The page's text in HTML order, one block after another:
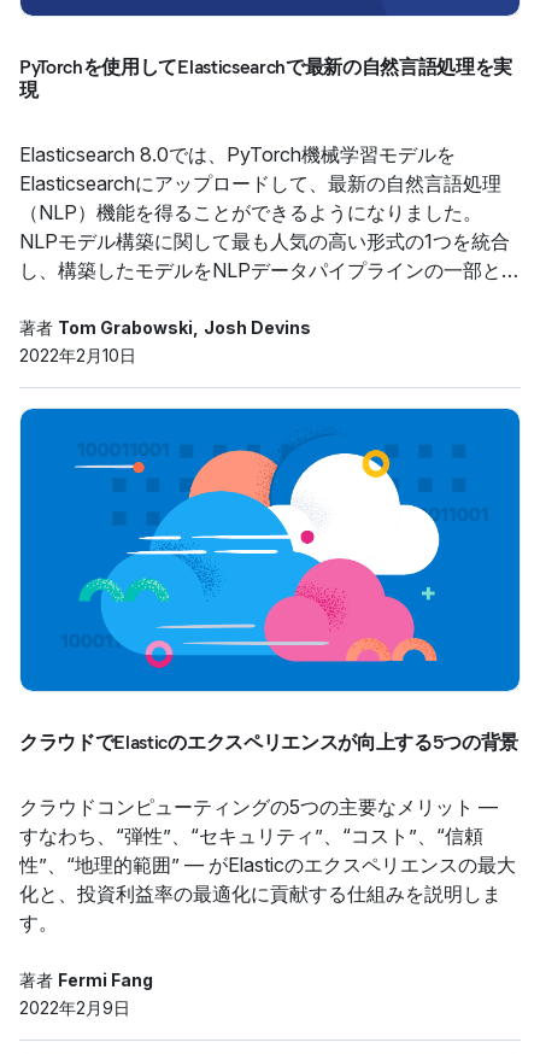
PyTorchを使用してElasticsearchで最新の自然言語処理を実
現
Elasticsearch 8.0では、PyTorch機械学習モデルを
Elasticsearchにアップロードして、最新の自然言語処理
（NLP）機能を得ることができるようになりました。
NLPモデル構築に関して最も人気の高い形式の1つを統合
し、構築したモデルをNLPデータパイプラインの一部とし
著者 Tom Grabowski
Josh Devins
2022年2月10日
クラウドでElasticのエクスペリエンスが向上する5つの背景
クラウドコンピューティングの5つの主要なメリット ―
すなわち、“弾性”、“セキュリティ”、“コスト”、“信頼
性”、“地理的範囲” ― がElasticのエクスペリエンスの最大
化と、投資利益率の最適化に貢献する仕組みを説明しま
す。
著者 Fermi Fang
2022年2月9日